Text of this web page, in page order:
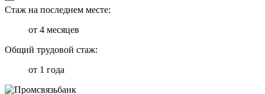
Стаж на последнем месте:
от 4 месяцев
Общий трудовой стаж:
от 1 года